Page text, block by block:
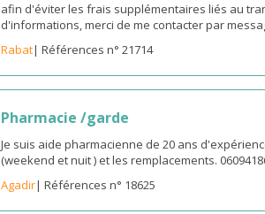
afin d'éviter les frais supplémentaires liés au
d'informations, merci de me contacter par
Rabat| Références n° 21714
Pharmacie /garde
Je suis aide pharmacienne de 20 ans
(weekend et nuit ) et les remplacements.
Agadir| Références n° 18625